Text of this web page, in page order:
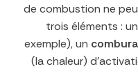
de combustion ne
trois éléments : un
exemple), un
(la chaleur)